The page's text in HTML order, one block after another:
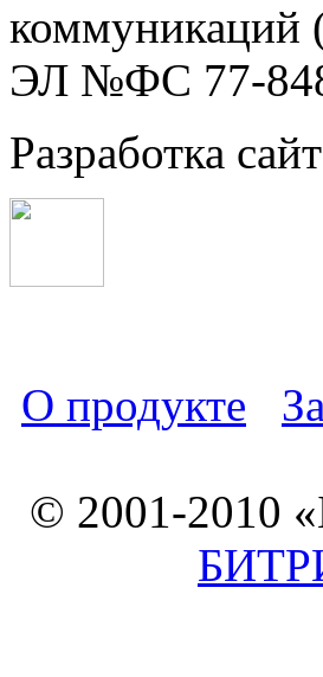
коммуникаций
ЭЛ №ФС 77-
Разработка
О продукте
© 2001-2010